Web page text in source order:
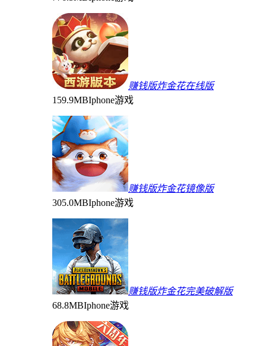
赚钱版炸金花在线版
159.9MBIphone游戏
赚钱版炸金花镜像版
305.0MBIphone游戏
赚钱版炸金花完美破解版
68.8MBIphone游戏